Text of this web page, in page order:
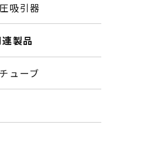
吸引器
製品
ューブ